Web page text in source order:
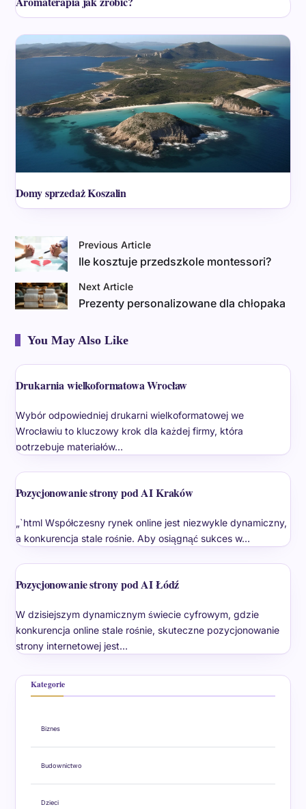
Domy sprzedaż Koszalin
Previous Article
Ile kosztuje przedszkole montessori?
Next Article
Prezenty personalizowane dla chłopaka
You May Also Like
Drukarnia wielkoformatowa Wrocław
Wybór odpowiedniej drukarni wielkoformatowej we
Wrocławiu to kluczowy krok dla każdej firmy, która
potrzebuje materiałów…
Pozycjonowanie strony pod AI Kraków
„`html Współczesny rynek online jest niezwykle dynamiczny,
a konkurencja stale rośnie. Aby osiągnąć sukces w…
Pozycjonowanie strony pod AI Łódź
W dzisiejszym dynamicznym świecie cyfrowym, gdzie
konkurencja online stale rośnie, skuteczne pozycjonowanie
strony internetowej jest…
Kategorie
Biznes
Budownictwo
Dzieci